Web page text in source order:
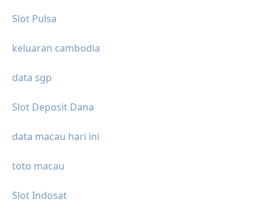
Slot Pulsa
keluaran cambodia
data sgp
Slot Deposit Dana
data macau hari ini
toto macau
Slot Indosat